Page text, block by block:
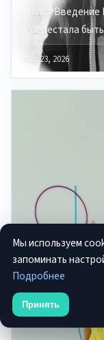
лист
перестала
Mar 23, 2026
Мы используем
запоминать
Подробнее
Принять